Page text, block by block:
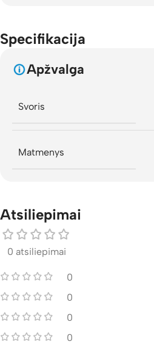
Specifikacija
Apžvalga
Svoris
Matmenys
Atsiliepimai
0 atsiliepimai
0
0
0
0